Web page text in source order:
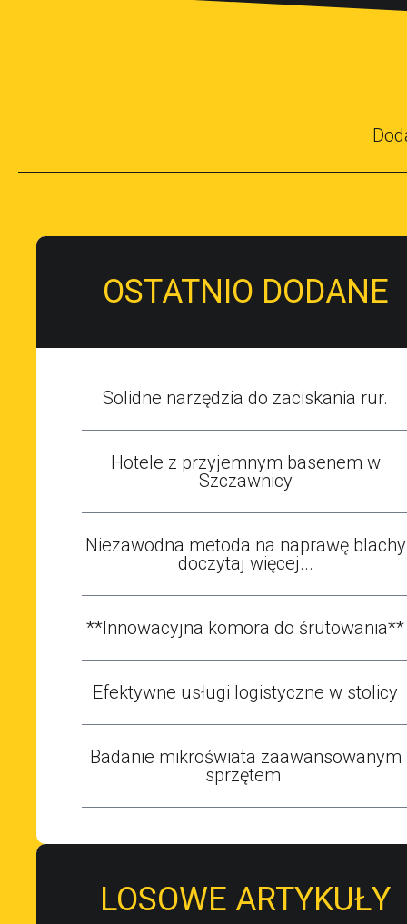
OSTATNIO DODANE
Solidne narzędzia do zaciskania rur.
Hotele z przyjemnym basenem w
Szczawnicy
Niezawodna metoda na naprawę blachy
doczytaj więcej...
**Innowacyjna komora do śrutowania**
Efektywne usługi logistyczne w stolicy
Badanie mikroświata zaawansowanym
sprzętem.
LOSOWE ARTYKUŁY